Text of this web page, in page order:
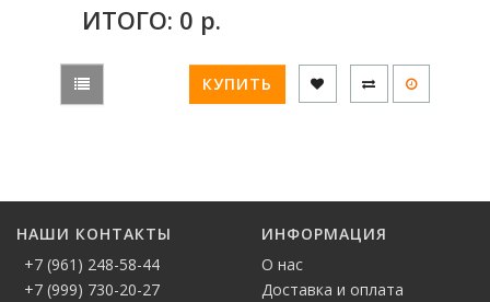
ИТОГО: 0 р.
КУПИТЬ
НАШИ КОНТАКТЫ
+7 (961) 248-58-44
+7 (999) 730-20-27
ИНФОРМАЦИЯ
О нас
Доставка и оплата